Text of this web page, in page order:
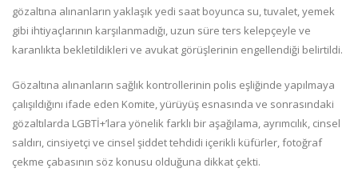
gözaltına alınanların yaklaşık yedi saat boyunca su, tuvalet, yemek
gibi ihtiyaçlarının karşılanmadığı, uzun süre ters kelepçeyle ve
karanlıkta bekletildikleri ve avukat görüşlerinin engellendiği belirtildi.
Gözaltına alınanların sağlık kontrollerinin polis eşliğinde yapılmaya
çalışıldığını ifade eden Komite, yürüyüş esnasında ve sonrasındaki
gözaltılarda LGBTİ+’lara yönelik farklı bir aşağılama, ayrımcılık, cinsel
saldırı, cinsiyetçi ve cinsel şiddet tehdidi içerikli küfürler, fotoğraf
çekme çabasının söz konusu olduğuna dikkat çekti.